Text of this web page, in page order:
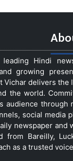
Hindi
growing
delivers
the world.
audience through
social media
newspaper
Bareilly,
as a trusted